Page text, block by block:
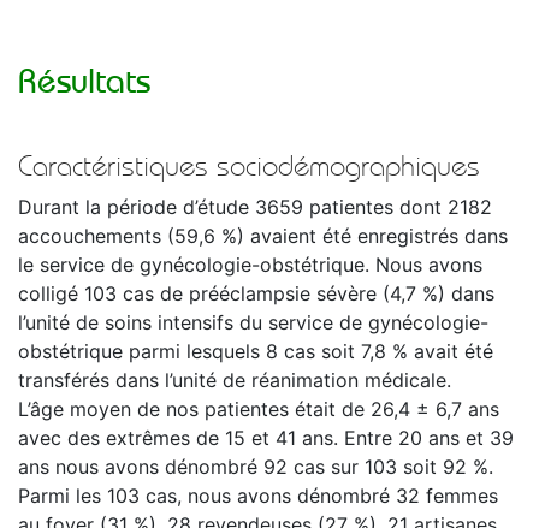
Résultats
Caractéristiques sociodémographiques
Durant la période d’étude 3659 patientes dont 2182
accouchements (59,6 %) avaient été enregistrés dans
le service de gynécologie-obstétrique. Nous avons
colligé 103 cas de prééclampsie sévère (4,7 %) dans
l’unité de soins intensifs du service de gynécologie-
obstétrique parmi lesquels 8 cas soit 7,8 % avait été
transférés dans l’unité de réanimation médicale.
L’âge moyen de nos patientes était de 26,4 ± 6,7 ans
avec des extrêmes de 15 et 41 ans. Entre 20 ans et 39
ans nous avons dénombré 92 cas sur 103 soit 92 %.
Parmi les 103 cas, nous avons dénombré 32 femmes